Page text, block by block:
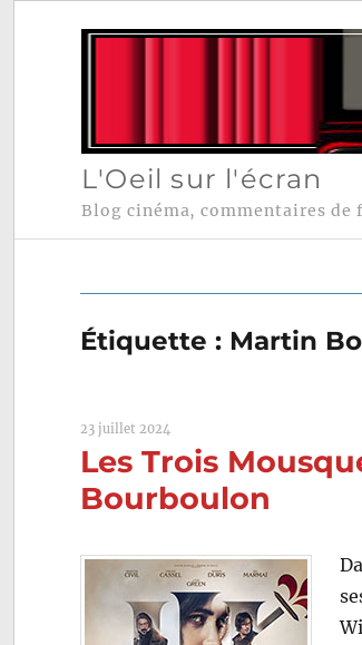
L'Oeil sur l'écran
Blog cinéma, commentaires de
Étiquette : Martin
23 juillet 2024
Les Trois
Bourboulon